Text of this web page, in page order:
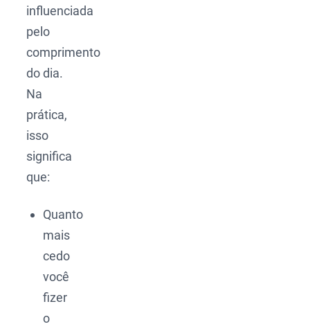
influenciada
pelo
comprimento
do dia.
Na
prática,
isso
significa
que:
Quanto
mais
cedo
você
fizer
o